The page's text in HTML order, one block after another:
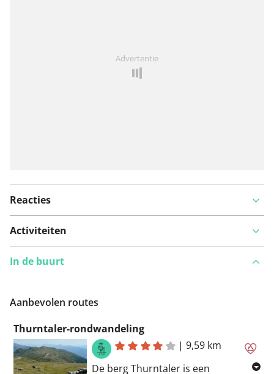
Advertentie
Reacties
Activiteiten
In de buurt
Aanbevolen routes
Thurntaler-rondwandeling
|9,59 km
De berg Thurntaler is een